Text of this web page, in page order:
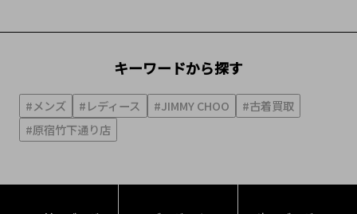
キーワードから探す
#メンズ #レディース #JIMMY CHOO
#古着買取
#原宿竹下通り店